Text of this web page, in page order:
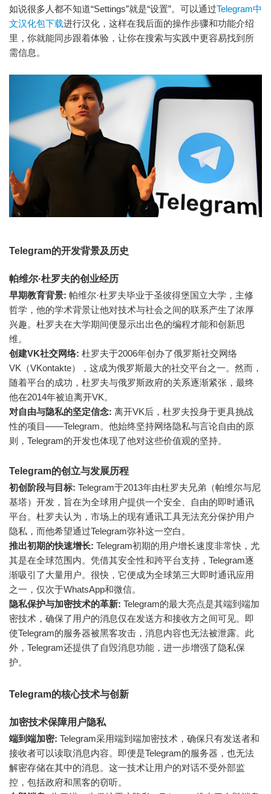
如说很多人都不知道“Settings”就是“设置”。可以通过Telegram中
文汉化包下载进行汉化，这样在我后面的操作步骤和功能介绍
里，你就能同步跟着体验，让你在搜索与实践中更容易找到所
需信息。
Telegram的开发背景及历史
帕维尔·杜罗夫的创业经历
早期教育背景: 帕维尔·杜罗夫毕业于圣彼得堡国立大学，主修
哲学，他的学术背景让他对技术与社会之间的联系产生了浓厚
兴趣。杜罗夫在大学期间便显示出出色的编程才能和创新思
维。
创建VK社交网络: 杜罗夫于2006年创办了俄罗斯社交网络
VK（VKontakte），这成为俄罗斯最大的社交平台之一。然而，
随着平台的成功，杜罗夫与俄罗斯政府的关系逐渐紧张，最终
他在2014年被迫离开VK。
对自由与隐私的坚定信念: 离开VK后，杜罗夫投身于更具挑战
性的项目——Telegram。他始终坚持网络隐私与言论自由的原
则，Telegram的开发也体现了他对这些价值观的坚持。
Telegram的创立与发展历程
初创阶段与目标: Telegram于2013年由杜罗夫兄弟（帕维尔与尼
基塔）开发，旨在为全球用户提供一个安全、自由的即时通讯
平台。杜罗夫认为，市场上的现有通讯工具无法充分保护用户
隐私，而他希望通过Telegram弥补这一空白。
推出初期的快速增长: Telegram初期的用户增长速度非常快，尤
其是在全球范围内。凭借其安全性和跨平台支持，Telegram逐
渐吸引了大量用户。很快，它便成为全球第三大即时通讯应用
之一，仅次于WhatsApp和微信。
隐私保护与加密技术的革新: Telegram的最大亮点是其端到端加
密技术，确保了用户的消息仅在发送方和接收方之间可见。即
使Telegram的服务器被黑客攻击，消息内容也无法被泄露。此
外，Telegram还提供了自毁消息功能，进一步增强了隐私保
护。
Telegram的核心技术与创新
加密技术保障用户隐私
端到端加密: Telegram采用端到端加密技术，确保只有发送者和
接收者可以读取消息内容。即便是Telegram的服务器，也无法
解密存储在其中的消息。这一技术让用户的对话不受外部监
控，包括政府和黑客的窃听。